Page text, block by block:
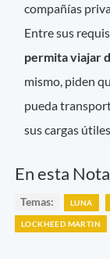
compañías
Entre sus
permita viajar
mismo, piden
pueda
sus cargas
En esta Nota
Temas: LUNA
LOCKHEED MARTIN